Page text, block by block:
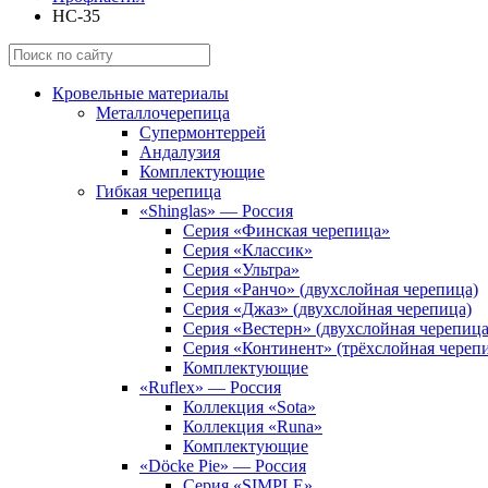
НС-35
Кровельные материалы
Металлочерепица
Супермонтеррей
Андалузия
Комплектующие
Гибкая черепица
«Shinglas» — Россия
Серия «Финская черепица»
Серия «Классик»
Серия «Ультра»
Серия «Ранчо» (двухслойная черепица)
Серия «Джаз» (двухслойная черепица)
Серия «Вестерн» (двухслойная
Серия «Континент» (трёхслойная
Комплектующие
«Ruflex» — Россия
Коллекция «Sota»
Коллекция «Runa»
Комплектующие
«Döcke Pie» — Россия